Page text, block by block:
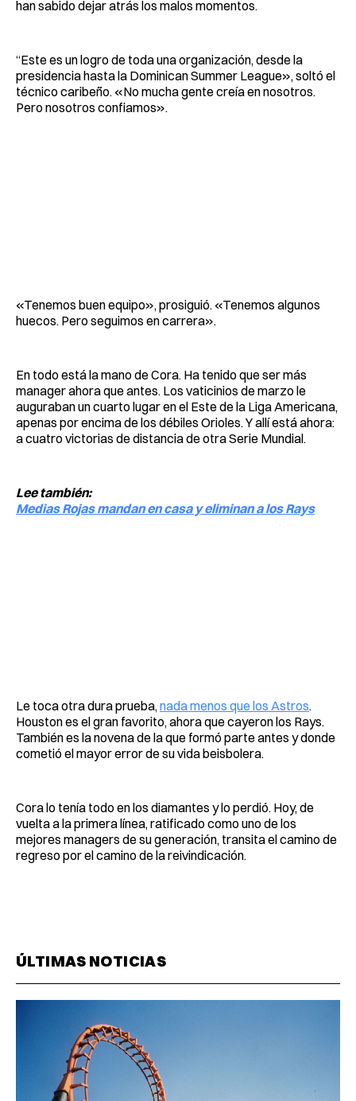
han sabido dejar atrás los malos momentos.
“Este es un logro de toda una organización, desde la
presidencia hasta la Dominican Summer League», soltó el
técnico caribeño. «No mucha gente creía en nosotros.
Pero nosotros confiamos».
«Tenemos buen equipo», prosiguió. «Tenemos algunos
huecos. Pero seguimos en carrera».
En todo está la mano de Cora. Ha tenido que ser más
manager ahora que antes. Los vaticinios de marzo le
auguraban un cuarto lugar en el Este de la Liga Americana,
apenas por encima de los débiles Orioles. Y allí está ahora:
a cuatro victorias de distancia de otra Serie Mundial.
Lee también:
Medias Rojas mandan en casa y eliminan a los Rays
Le toca otra dura prueba, nada menos que los Astros.
Houston es el gran favorito, ahora que cayeron los Rays.
También es la novena de la que formó parte antes y donde
cometió el mayor error de su vida beisbolera.
Cora lo tenía todo en los diamantes y lo perdió. Hoy, de
vuelta a la primera línea, ratificado como uno de los
mejores managers de su generación, transita el camino de
regreso por el camino de la reivindicación.
ÚLTIMAS NOTICIAS